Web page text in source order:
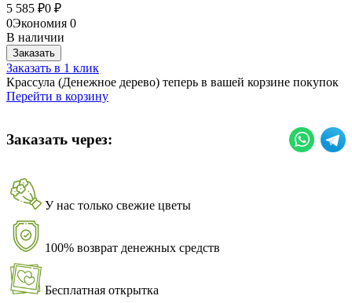
5 585 ₽0 ₽
0Экономия 0
В наличии
Заказать
Заказать в 1 клик
Крассула (Денежное дерево) теперь в вашей корзине покупок
Перейти в корзину
Заказать через:
У нас только свежие цветы
100% возврат денежных средств
Бесплатная открытка